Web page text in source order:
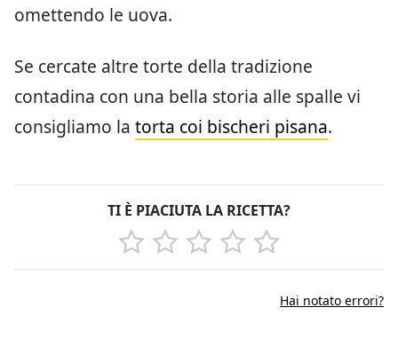
omettendo le uova.
Se cercate altre torte della tradizione
contadina con una bella storia alle spalle vi
consigliamo la torta coi bischeri pisana.
TI È PIACIUTA LA RICETTA?
Hai notato errori?